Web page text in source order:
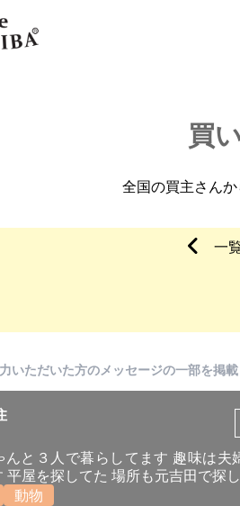
買
全国の買主さんか
一
いただいた方のメッセージの一部を掲載
んと３人で暮らしてます 趣味は夫
平屋を探してた 場所も元吉田で探
動物